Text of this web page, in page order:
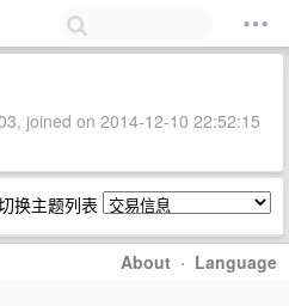
joined on 2014-12-10 22:52:15
换主题列表
About · Language